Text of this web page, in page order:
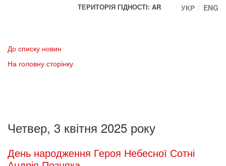
ТЕРИТОРІЯ ГІДНОСТІ: AR
УКР ENG
До списку новин
На головну сторінку
Четвер, 3 квітня 2025 року
День народження Героя Небесної Сотні